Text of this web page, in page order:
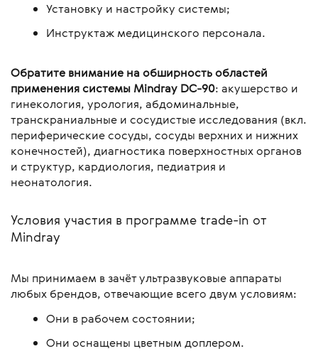
Установку и настройку системы;
Инструктаж медицинского персонала.
Обратите внимание на обширность областей
применения системы Mindray DC-90: акушерство и
гинекология, урология, абдоминальные,
транскраниальные и сосудистые исследования (вкл.
периферические сосуды, сосуды верхних и нижних
конечностей), диагностика поверхностных органов
и структур, кардиология, педиатрия и
неонатология.
Условия участия в программе trade-in от
Mindray
Мы принимаем в зачёт ультразвуковые аппараты
любых брендов, отвечающие всего двум условиям:
Они в рабочем состоянии;
Они оснащены цветным доплером.